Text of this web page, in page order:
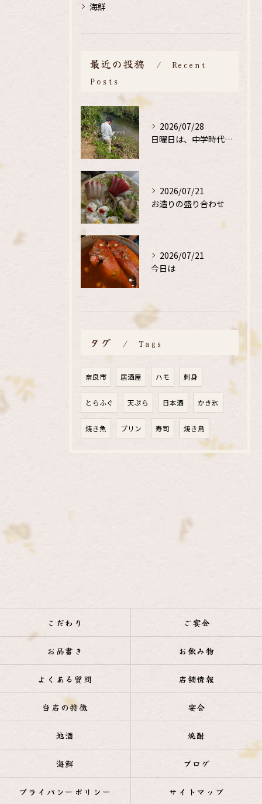
海鮮
最近の投稿
Recent
Posts
2026/07/28
日曜日は、中学時代の、同級生と鮎釣り
2026/07/21
お造りの盛り合わせ
2026/07/21
今日は
タグ Tags
奈良市 居酒屋 ハモ 刺身
とらふぐ 天ぷら 日本酒 かき氷
焼き魚 プリン 寿司 焼き鳥
こだわり ご宴会
お品書き お飲み物
よくある質問 店舗情報
当店の特徴 宴会
地酒 焼酎
海鮮 ブログ
プライバシーポリシー サイトマップ